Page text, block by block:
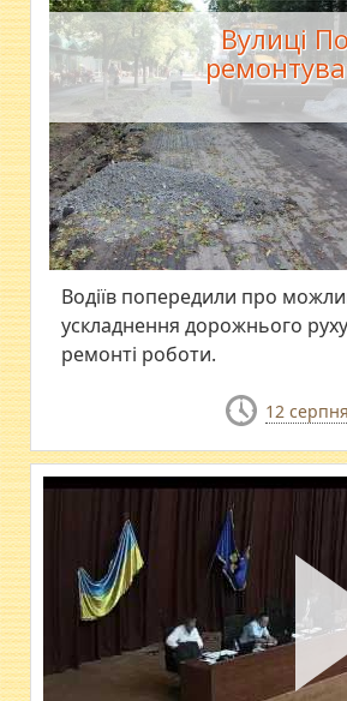
Вулиці
Водіїв попередили про
ускладнення дорожнього
ремонті роботи.
12